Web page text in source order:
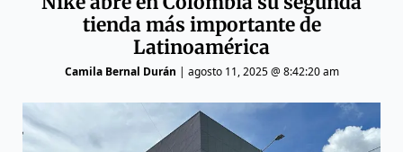
tienda más importante de
Latinoamérica
Camila Bernal Durán | agosto 11, 2025 @ 8:42:20 am